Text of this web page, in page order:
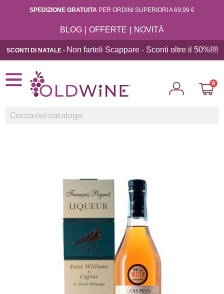
SPEDIZIONE GRATUITA PER ORDINI SUPERIORI A 69,99 €
BLOG | OFFERTE | NOVITÀ
SCONTI DI NATALE - Non farteli Scappare - Sconti oltre il 50%!!!!